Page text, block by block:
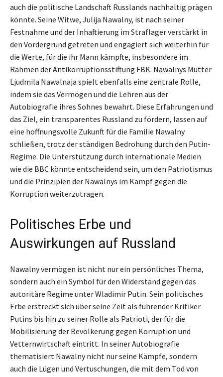
auch die politische Landschaft Russlands nachhaltig prägen
könnte. Seine Witwe, Julija Nawalny, ist nach seiner
Festnahme und der Inhaftierung im Straflager verstärkt in
den Vordergrund getreten und engagiert sich weiterhin für
die Werte, für die ihr Mann kämpfte, insbesondere im
Rahmen der Antikorruptionsstiftung FBK. Nawalnys Mutter
Ljudmila Nawalnaja spielt ebenfalls eine zentrale Rolle,
indem sie das Vermögen und die Lehren aus der
Autobiografie ihres Sohnes bewahrt. Diese Erfahrungen und
das Ziel, ein transparentes Russland zu fördern, lassen auf
eine hoffnungsvolle Zukunft für die Familie Nawalny
schließen, trotz der ständigen Bedrohung durch den Putin-
Regime. Die Unterstützung durch internationale Medien
wie die BBC könnte entscheidend sein, um den Patriotismus
und die Prinzipien der Nawalnys im Kampf gegen die
Korruption weiterzutragen.
Politisches Erbe und
Auswirkungen auf Russland
Nawalny vermögen ist nicht nur ein persönliches Thema,
sondern auch ein Symbol für den Widerstand gegen das
autoritäre Regime unter Wladimir Putin. Sein politisches
Erbe erstreckt sich über seine Zeit als führender Kritiker
Putins bis hin zu seiner Rolle als Patrioti, der für die
Mobilisierung der Bevölkerung gegen Korruption und
Vetternwirtschaft eintritt. In seiner Autobiografie
thematisiert Nawalny nicht nur seine Kämpfe, sondern
auch die Lügen und Vertuschungen, die mit dem Tod von